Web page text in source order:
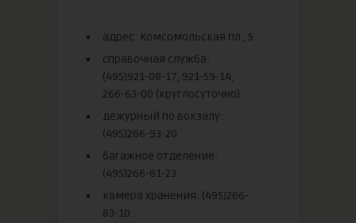
адрес: Комсомольская пл., 5
справочная служба:
(495)921-08-17, 921-59-14,
266-63-00 (круглосуточно)
дежурный по вокзалу:
(495)266-93-20
багажное отделение:
(495)266-61-23
камера хранения: (495)266-
83-10